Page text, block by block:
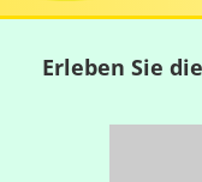
Erleben Sie